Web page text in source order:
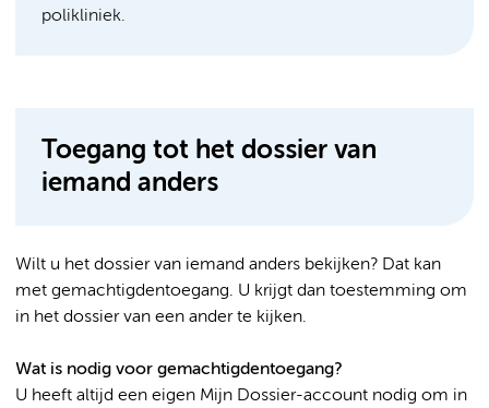
polikliniek.
Toegang tot het dossier van
iemand anders
Wilt u het dossier van iemand anders bekijken? Dat kan
met gemachtigdentoegang. U krijgt dan toestemming om
in het dossier van een ander te kijken.
Wat is nodig voor gemachtigdentoegang?
U heeft altijd een eigen Mijn Dossier-account nodig om in